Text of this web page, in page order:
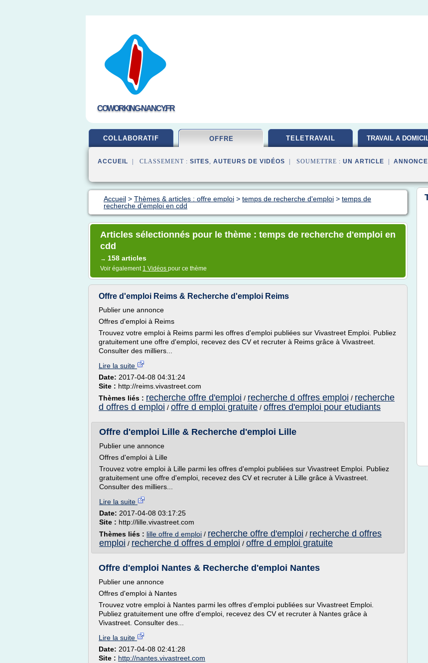
COWORKING-NANCY.FR
COLLABORATIF OFFRE TELETRAVAIL TRAVAIL A
ACCUEIL | CLASSEMENT : SITES, AUTEURS DE VIDÉOS | SOUMETTRE : UN ARTICLE
Accueil > Thèmes & articles : offre emploi > temps de recherche d'emploi > temps de
recherche d'emploi en cdd
Articles sélectionnés pour le thème : temps de recherche d'emploi en
cdd
→ 158 articles
Voir également 1 Vidéos pour ce thème
Offre d'emploi Reims & Recherche d'emploi Reims
Publier une annonce
Offres d'emploi à Reims
Trouvez votre emploi à Reims parmi les offres d'emploi publiées sur Vivastreet Emploi. Publiez
gratuitement une offre d'emploi, recevez des CV et recruter à Reims grâce à Vivastreet.
Consulter des milliers...
Lire la suite
Date: 2017-04-08 04:31:24
Site : http://reims.vivastreet.com
Thèmes liés : recherche offre d'emploi / recherche d offres emploi / recherche
d offres d emploi / offre d emploi gratuite / offres d'emploi pour etudiants
Offre d'emploi Lille & Recherche d'emploi Lille
Publier une annonce
Offres d'emploi à Lille
Trouvez votre emploi à Lille parmi les offres d'emploi publiées sur Vivastreet Emploi. Publiez
gratuitement une offre d'emploi, recevez des CV et recruter à Lille grâce à Vivastreet.
Consulter des milliers...
Lire la suite
Date: 2017-04-08 03:17:25
Site : http://lille.vivastreet.com
Thèmes liés : lille offre d emploi / recherche offre d'emploi / recherche d offres
emploi / recherche d offres d emploi / offre d emploi gratuite
Offre d'emploi Nantes & Recherche d'emploi Nantes
Publier une annonce
Offres d'emploi à Nantes
Trouvez votre emploi à Nantes parmi les offres d'emploi publiées sur Vivastreet Emploi.
Publiez gratuitement une offre d'emploi, recevez des CV et recruter à Nantes grâce à
Vivastreet. Consulter des...
Lire la suite
Date: 2017-04-08 02:41:28
Site : http://nantes.vivastreet.com